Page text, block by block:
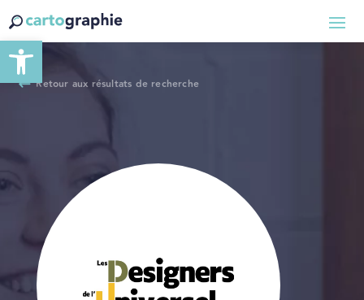
Ouvrir la barre d’outils
Retour aux résultats de recherche